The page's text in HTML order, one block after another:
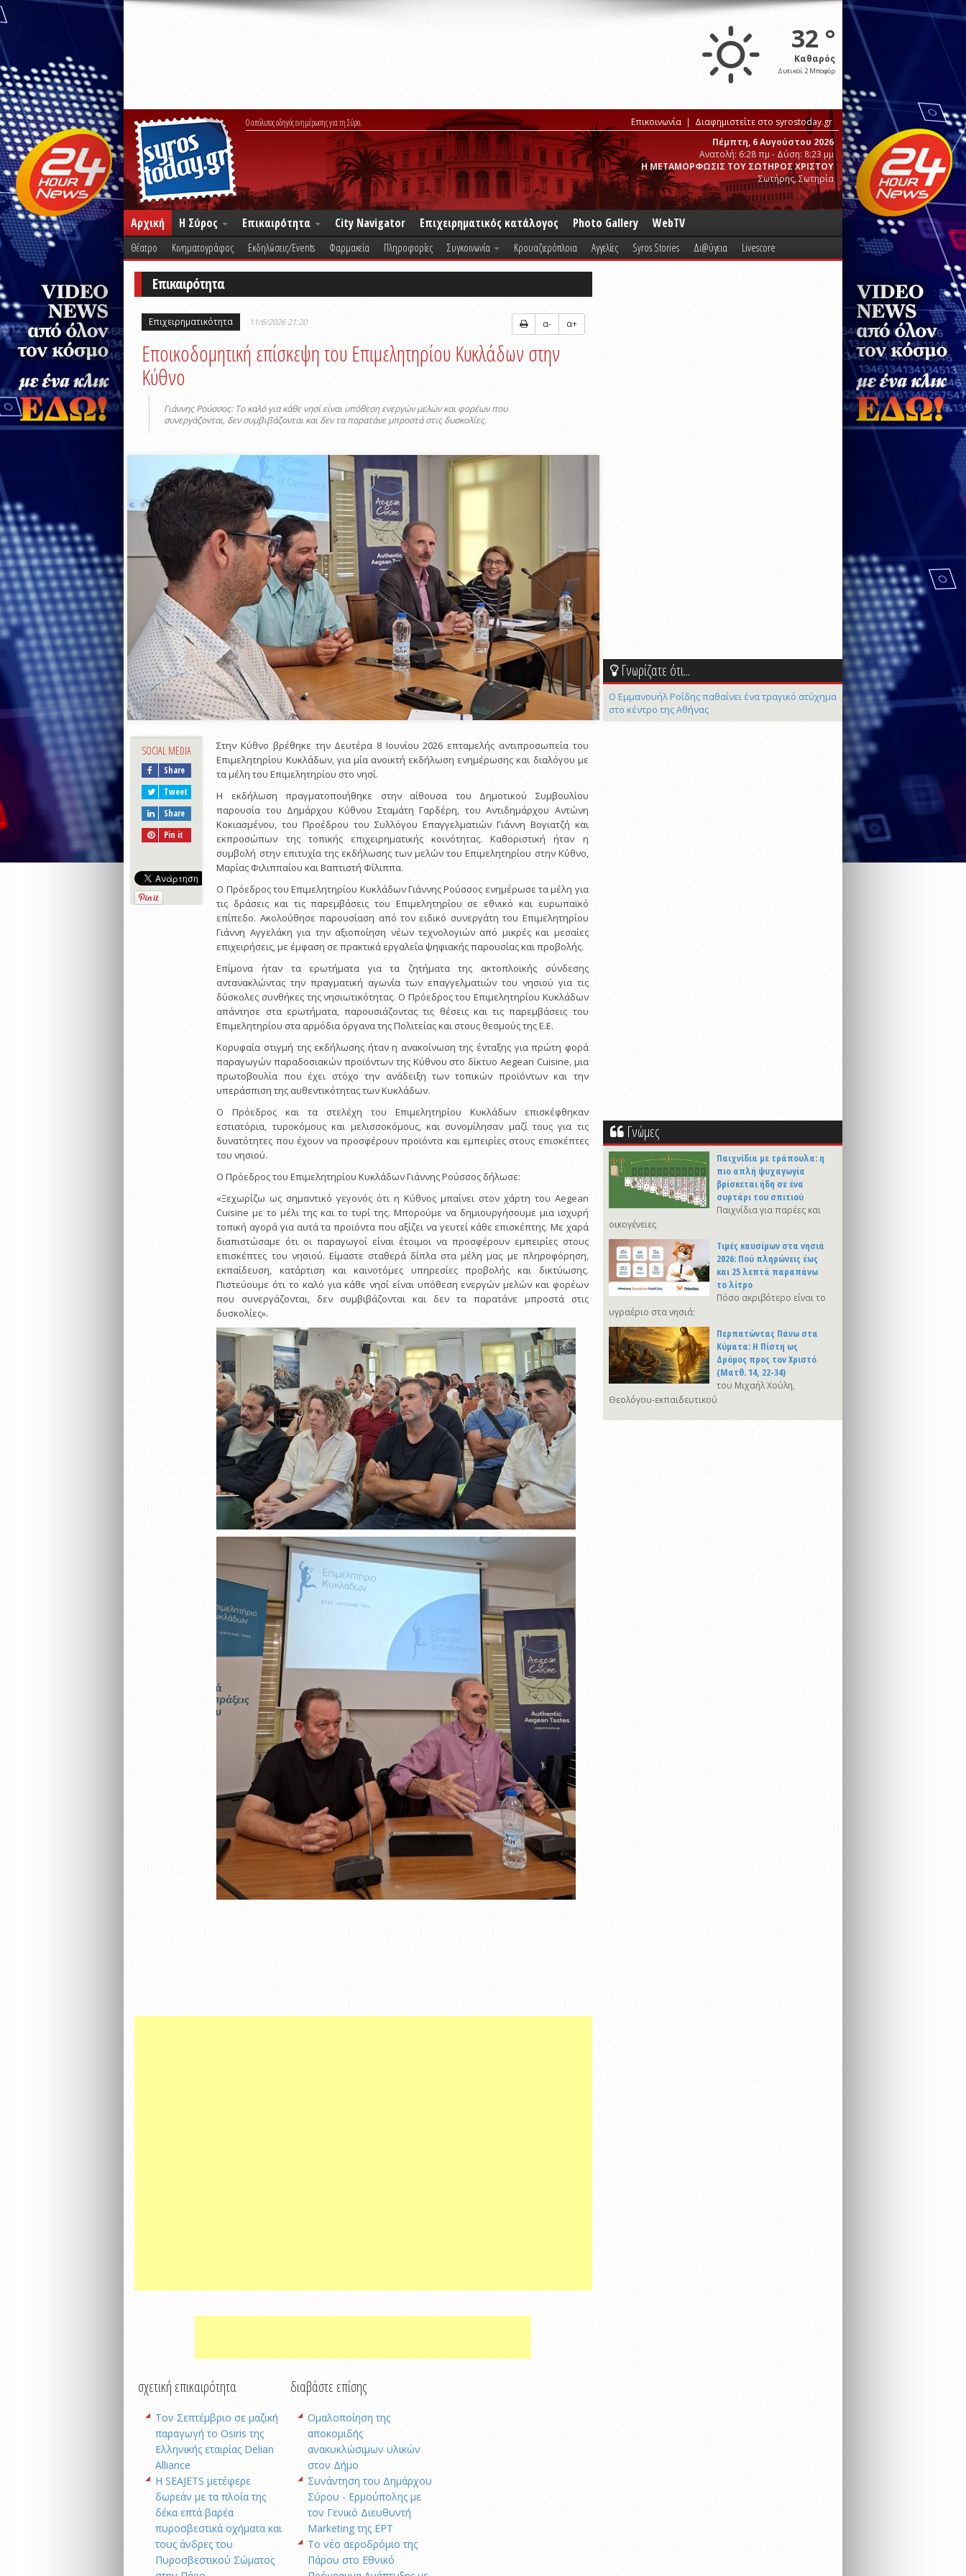
32 °
Καθαρός
Δυτικοί 2 Μποφόρ
Ο απόλυτος οδηγός ενημέρωσης για τη Σύρο. Επικοινωνία
Διαφημιστείτε στο syrostoday.gr
Πέμπτη, 6 Αυγούστου 2026
Ανατολή: 6:28 πμ - Δύση: 8:23 μμ
Η ΜΕΤΑΜΟΡΦΩΣΙΣ ΤΟΥ ΣΩΤΗΡΟΣ ΧΡΙΣΤΟΥ
Σωτήρης, Σωτηρία
Αρχική Η Σύρος Επικαιρότητα City Navigator Επιχειρηματικός κατάλογος Photo Gallery WebTV
Θέατρο Κινηματογράφος Εκδηλώσεις/Events Φαρμακεία Πληροφορίες Συγκοινωνία Κρουαζιερόπλοια Αγγελίες Syros Stories Δι@ύγεια Livescore
Επικαιρότητα
Επιχειρηματικότητα 11/6/2026 21:20 α- α+
Εποικοδομητική επίσκεψη του Επιμελητηρίου Κυκλάδων στην
Κύθνο
Γιάννης Ρούσσος: Το καλό για κάθε νησί είναι υπόθεση ενεργών μελών και φορέων που
συνεργάζονται, δεν συμβιβάζονται και δεν τα παρατάνε μπροστά στις δυσκολίες.
SOCIAL MEDIA
Share
Tweet
Share
Pin it
Στην Κύθνο βρέθηκε την Δευτέρα 8 Ιουνίου 2026 επταμελής αντιπροσωπεία του
Επιμελητηρίου Κυκλάδων, για μία ανοικτή εκδήλωση ενημέρωσης και διαλόγου με
τα μέλη του Επιμελητηρίου στο νησί.
Η εκδήλωση πραγματοποιήθηκε στην αίθουσα του Δημοτικού Συμβουλίου
παρουσία του Δημάρχου Κύθνου Σταμάτη Γαρδέρη, του Αντιδημάρχου Αντώνη
Κοκιασμένου, του Προέδρου του Συλλόγου Επαγγελματιών Γιάννη Βογιατζή και
εκπροσώπων της τοπικής επιχειρηματικής κοινότητας. Καθοριστική ήταν η
συμβολή στην επιτυχία της εκδήλωσης των μελών του Επιμελητηρίου στην Κύθνο,
Μαρίας Φιλιππαίου και Βαπτιστή Φίλιππα.
Ο Πρόεδρος του Επιμελητηρίου Κυκλάδων Γιάννης Ρούσσος ενημέρωσε τα μέλη για
τις δράσεις και τις παρεμβάσεις του Επιμελητηρίου σε εθνικό και ευρωπαϊκό
επίπεδο. Ακολούθησε παρουσίαση από τον ειδικό συνεργάτη του Επιμελητηρίου
Γιάννη Αγγελάκη για την αξιοποίηση νέων τεχνολογιών από μικρές και μεσαίες
επιχειρήσεις, με έμφαση σε πρακτικά εργαλεία ψηφιακής παρουσίας και προβολής.
Επίμονα ήταν τα ερωτήματα για τα ζητήματα της ακτοπλοϊκής σύνδεσης
αντανακλώντας την πραγματική αγωνία των επαγγελματιών του νησιού για τις
δύσκολες συνθήκες της νησιωτικότητας. Ο Πρόεδρος του Επιμελητηρίου Κυκλάδων
απάντησε στα ερωτήματα, παρουσιάζοντας τις θέσεις και τις παρεμβάσεις του
Επιμελητηρίου στα αρμόδια όργανα της Πολιτείας και στους θεσμούς της Ε.Ε.
Κορυφαία στιγμή της εκδήλωσης ήταν η ανακοίνωση της ένταξης για πρώτη φορά
παραγωγών παραδοσιακών προϊόντων της Κύθνου στο δίκτυο Aegean Cuisine, μια
πρωτοβουλία που έχει στόχο την ανάδειξη των τοπικών προϊόντων και την
υπεράσπιση της αυθεντικότητας των Κυκλάδων.
Ο Πρόεδρος και τα στελέχη του Επιμελητηρίου Κυκλάδων επισκέφθηκαν
εστιατόρια, τυροκόμους και μελισσοκόμους, και συνομίλησαν μαζί τους για τις
δυνατότητες που έχουν να προσφέρουν προϊόντα και εμπειρίες στους επισκέπτες
του νησιού.
Ο Πρόεδρος του Επιμελητηρίου Κυκλάδων Γιάννης Ρούσσος δήλωσε:
«Ξεχωρίζω ως σημαντικό γεγονός ότι η Κύθνος μπαίνει στον χάρτη του Aegean
Cuisine με το μέλι της και το τυρί της. Μπορούμε να δημιουργήσουμε μια ισχυρή
τοπική αγορά για αυτά τα προϊόντα που αξίζει να γευτεί κάθε επισκέπτης. Με χαρά
διαπιστώσαμε ότι οι παραγωγοί είναι έτοιμοι να προσφέρουν εμπειρίες στους
επισκέπτες του νησιού. Είμαστε σταθερά δίπλα στα μέλη μας με πληροφόρηση,
εκπαίδευση, κατάρτιση και καινοτόμες υπηρεσίες προβολής και δικτύωσης.
Πιστεύουμε ότι το καλό για κάθε νησί είναι υπόθεση ενεργών μελών και φορέων
που συνεργάζονται, δεν συμβιβάζονται και δεν τα παρατάνε μπροστά στις
δυσκολίες».
σχετική επικαιρότητα
Τον Σεπτέμβριο σε μαζική
παραγωγή το Osiris της
Ελληνικής εταιρίας Delian
Alliance
H SEAJETS μετέφερε
δωρεάν με τα πλοία της
δέκα επτά βαρέα
πυροσβεστικά οχήματα και
τους άνδρες του
Πυροσβεστικού Σώματος
διαβάστε επίσης
Ομαλοποίηση της
αποκομιδής
ανακυκλώσιμων υλικών
στον Δήμο
Συνάντηση του Δημάρχου
Σύρου - Ερμούπολης με
τον Γενικό Διευθυντή
Marketing της ΕΡΤ
Το νέο αεροδρόμιο της
Πάρου στο Εθνικό
Γνωρίζατε ότι...
Ο Εμμανουήλ Ροΐδης παθαίνει ένα τραγικό ατύχημα
στο κέντρο της Αθήνας
Γνώμες
Παιχνίδια με τράπουλα: η
πιο απλή ψυχαγωγία
βρίσκεται ήδη σε ένα
συρτάρι του σπιτιού
Παιχνίδια για παρέες και
οικογένειες
Τιμές καυσίμων στα νησιά
2026: Πού πληρώνεις έως
και 25 λεπτά παραπάνω
το λίτρο
Πόσο ακριβότερο είναι το
υγραέριο στα νησιά;
Περπατώντας Πάνω στα
Κύματα: Η Πίστη ως
Δρόμος προς τον Χριστό
(Ματθ. 14, 22-34)
του Μιχαήλ Χούλη,
Θεολόγου-εκπαιδευτικού